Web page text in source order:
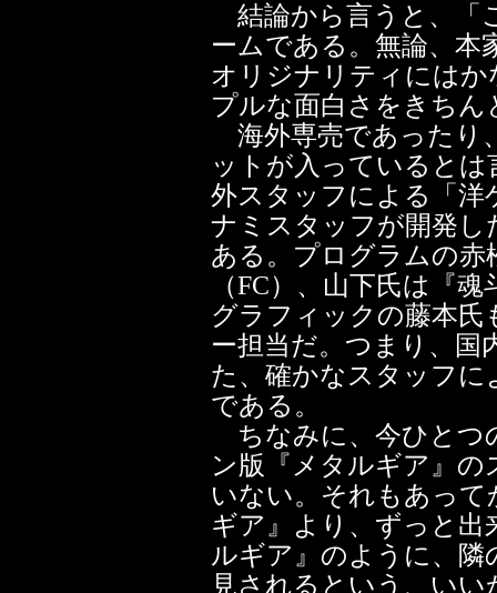
結論から言うと、「
ームである。無論、本
オリジナリティには
プルな面白さをきちん
海外専売であったり
ットが入っていると
外スタッフによる「洋
ナミスタッフが開発
ある。プログラムの赤
（FC）、山下氏は『
グラフィックの藤本氏
ー担当だ。つまり、国
た、確かなスタッフ
である。
ちなみに、今ひとつ
ン版『メタルギア』
いない。それもあっ
ギア』より、ずっと
ルギア』のように、隣
見されるという、い